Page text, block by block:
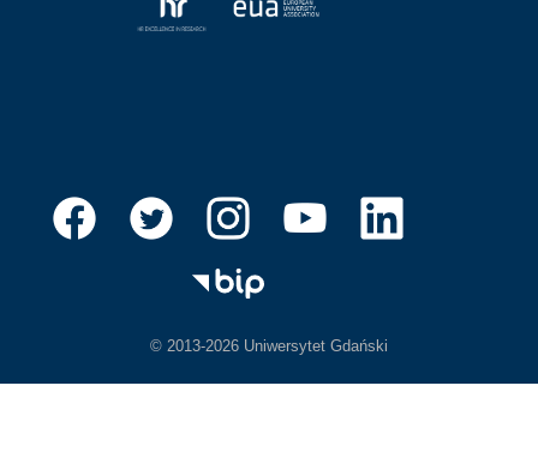
© 2013-2026 Uniwersytet Gdański